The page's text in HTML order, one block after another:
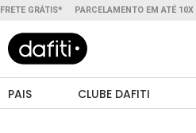
FRETE GRÁTIS* PARCELAMENTO EM ATÉ 10X
PAIS CLUBE DAFITI